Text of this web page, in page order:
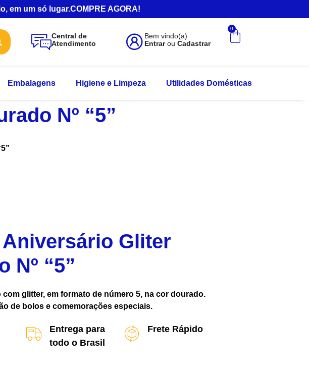
em um só lugar.COMPRE AGORA!
Central de
Atendimento
Bem vindo(a)
EntrarouCadastrar
0
Embalagens Higiene e Limpeza Utilidades Domésticas
Nº “5”
Aniversário Gliter
Nº “5”
com glitter, em formato de número 5, na cor dourado.
de bolos e comemorações especiais.
Entrega para
todo o Brasil
Frete Rápido